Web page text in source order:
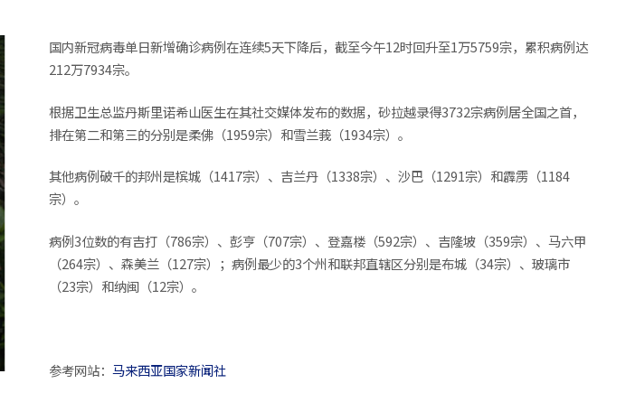
国内新冠病毒单日新增确诊病例在连续5天下降后，截至今午12时回升至1万5759宗，累积病例达
212万7934宗。
根据卫生总监丹斯里诺希山医生在其社交媒体发布的数据，砂拉越录得3732宗病例居全国之首，
排在第二和第三的分别是柔佛（1959宗）和雪兰莪（1934宗）。
其他病例破千的邦州是槟城（1417宗）、吉兰丹（1338宗）、沙巴（1291宗）和霹雳（1184
宗）。
病例3位数的有吉打（786宗）、彭亨（707宗）、登嘉楼（592宗）、吉隆坡（359宗）、马六甲
（264宗）、森美兰（127宗）；病例最少的3个州和联邦直辖区分别是布城（34宗）、玻璃市
（23宗）和纳闽（12宗）。
参考网站： 马来西亚国家新闻社